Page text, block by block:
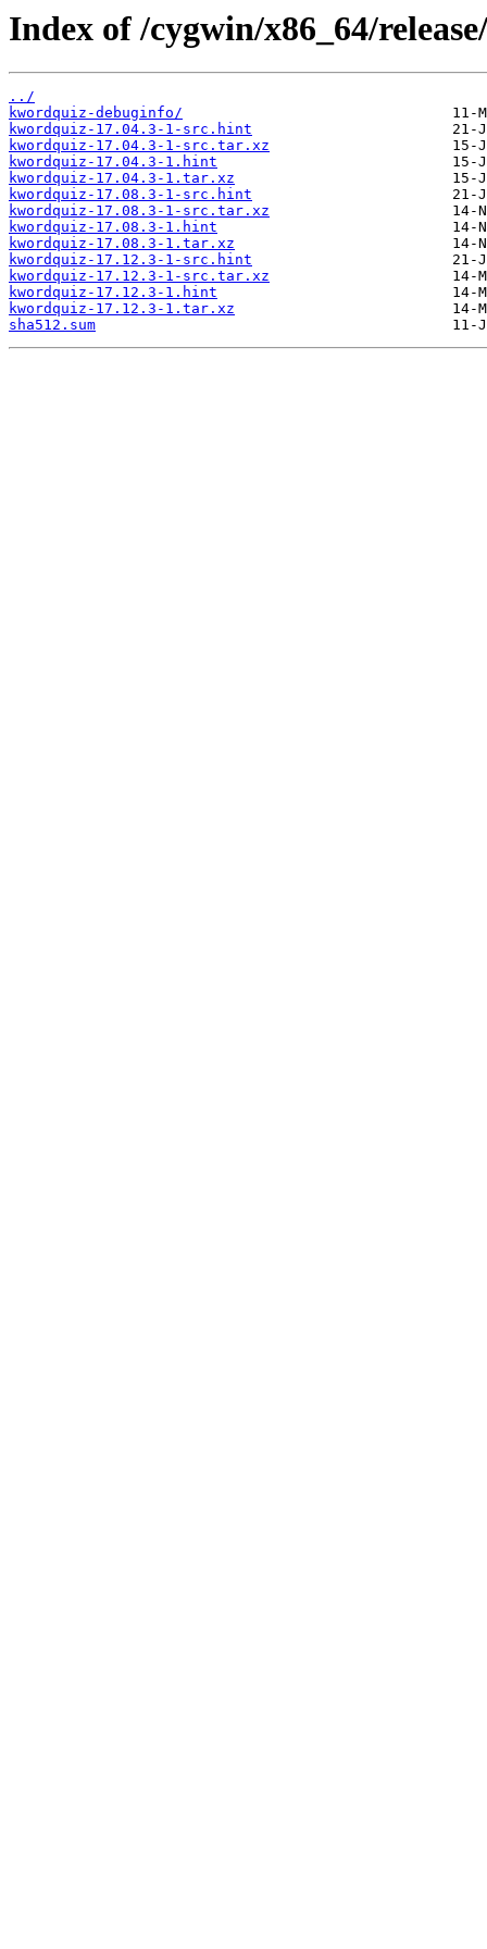
Index of /cygwin/x86_64/
../
kwordquiz-debuginfo/
kwordquiz-17.04.3-1-src.hint
kwordquiz-17.04.3-1-src.tar.xz
kwordquiz-17.04.3-1.hint
kwordquiz-17.04.3-1.tar.xz
kwordquiz-17.08.3-1-src.hint
kwordquiz-17.08.3-1-src.tar.xz
kwordquiz-17.08.3-1.hint
kwordquiz-17.08.3-1.tar.xz
kwordquiz-17.12.3-1-src.hint
kwordquiz-17.12.3-1-src.tar.xz
kwordquiz-17.12.3-1.hint
kwordquiz-17.12.3-1.tar.xz
sha512.sum